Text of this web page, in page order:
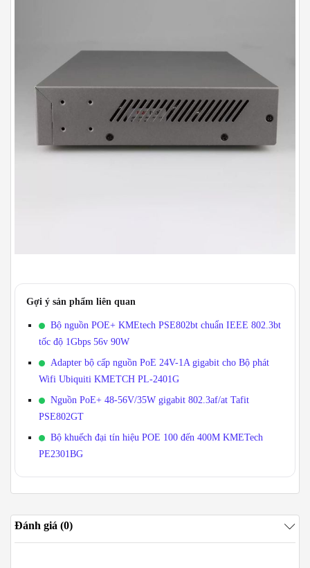
Gợi ý sản phẩm liên quan
Bộ nguồn POE+ KMEtech PSE802bt chuẩn IEEE 802.3bt
tốc độ 1Gbps 56v 90W
Adapter bộ cấp nguồn PoE 24V-1A gigabit cho Bộ phát
Wifi Ubiquiti KMETCH PL-2401G
Nguồn PoE+ 48-56V/35W gigabit 802.3af/at Tafit
PSE802GT
Bộ khuếch đại tín hiệu POE 100 đến 400M KMETech
PE2301BG
Đánh giá (0)